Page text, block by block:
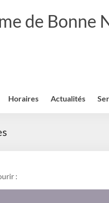
de Bonne
Horaires Actualités
: